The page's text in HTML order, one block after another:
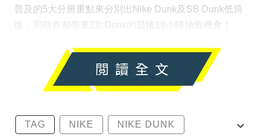
普及的5大分辨重點來分別出Nike Dunk及SB Dunk低筒
版，同時亦都帶來2款Dunk的最後19小時抽籤機會！
TAG NIKE NIKE DUNK